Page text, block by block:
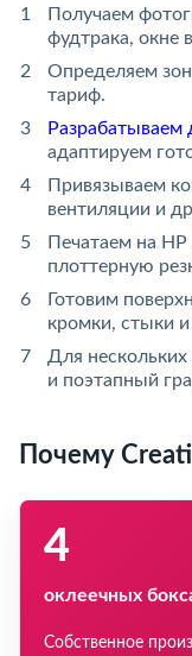
Получаем
фудтрака, окне
Определяем
тариф.
Разрабатываем
адаптируем
Привязываем
вентиляции и
Печатаем на
плоттерную
Готовим
кромки, стыки и
Для
и поэтапный
Почему
4
оклеечных
Собственное